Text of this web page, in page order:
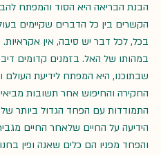
הבנת הבריאה היא הסוד והמפתח
הקשרים בין כל הדברים שקיימים
בכל, לכל דבר יש סיבה, אין אקראיות.
במהותו של האל. בזמנים קדומים
שבתוכנו, היא המפתח לידיעת העולם
החקירה והחיפוש אחר תשובות
התמודדות עם הפחד הגדול ביותר
הידיעה על החיים שלאחר החיים
והפחד מפניו הם כלים שאנה ופין